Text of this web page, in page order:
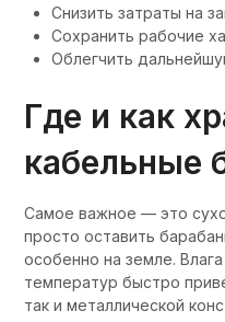
Снизить затраты на
Сохранить рабочие
Облегчить
Где и как
кабельные
Самое важное — это
просто оставить
особенно на земле.
температур быстро
так и металлической